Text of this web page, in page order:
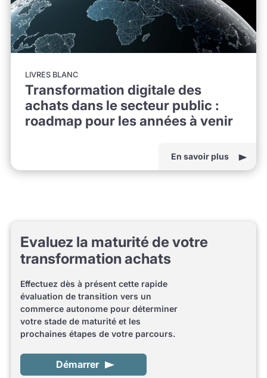
LIVRES BLANC
Transformation digitale des
achats dans le secteur public :
roadmap pour les années à venir
En savoir plus
Evaluez la maturité de votre
transformation achats
Effectuez dès à présent cette rapide
évaluation de transition vers un
commerce autonome pour déterminer
votre stade de maturité et les
prochaines étapes de votre parcours.
Démarrer